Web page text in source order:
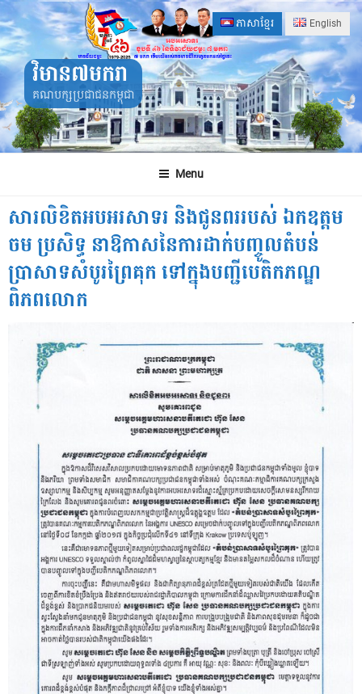
Skip
to
content
ភាសាខ្មែរ English
វិមាន៧មករា
គណបក្សប្រជាជនកម្ពុជា
Menu
សារលិខិតអបអរសាទរ និងជូនពររបស់ ឯកឧត្តម
ចម ប្រសិទ្ធ នាឱកាសនៃការដាក់បញ្ចូលតំបន់
ប្រាសាទសំបូរព្រៃគុក ទៅក្នុងបញ្ជីបេតិកភណ្ឌ
ពិភពលោក